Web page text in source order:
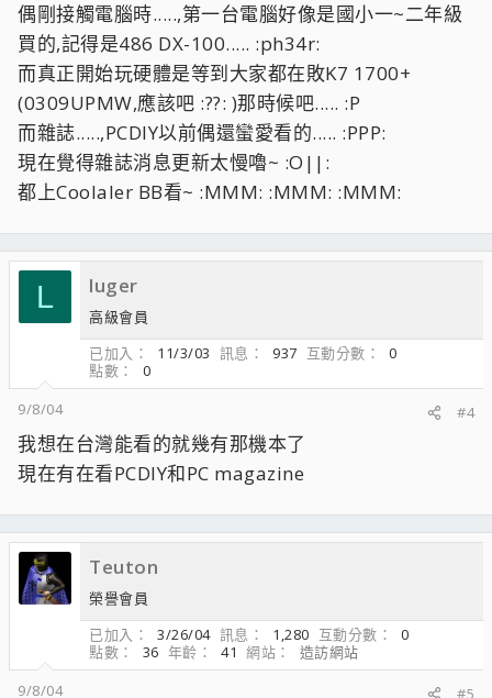
偶剛接觸電腦時.....,第一台電腦好像是國小一~二年級
買的,記得是486 DX-100..... :ph34r:
而真正開始玩硬體是等到大家都在敗K7 1700+
(0309UPMW,應該吧 :??: )那時候吧..... :P
而雜誌.....,PCDIY以前偶還蠻愛看的..... :PPP:
現在覺得雜誌消息更新太慢嚕~ :O||:
都上Coolaler BB看~ :MMM: :MMM: :MMM:
L luger
高級會員
已加入
11/3/03 訊息 937 互動分數
0
點數
0
9/8/04
#4
我想在台灣能看的就幾有那機本了
現在有在看PCDIY和PC magazine
Teuton
榮譽會員
已加入
3/26/04 訊息 1,280 互動分數
0
點數
36 年齡 41 網站
造訪網站
9/8/04
#5